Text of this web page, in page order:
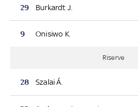
29 Burkardt J.
9 Onisiwo K.
Riserve
28 Szalai Á.